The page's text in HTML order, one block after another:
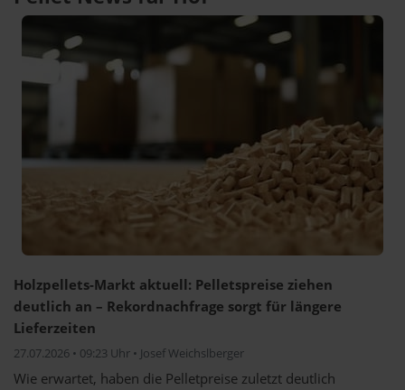
Holzpellets-Markt aktuell: Pelletspreise ziehen
deutlich an – Rekordnachfrage sorgt für längere
Lieferzeiten
27.07.2026 • 09:23 Uhr • Josef Weichslberger
Wie erwartet, haben die Pelletpreise zuletzt deutlich